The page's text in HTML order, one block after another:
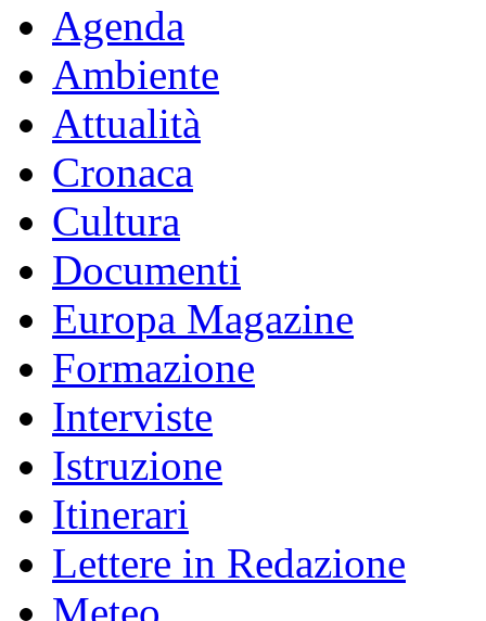
Agenda
Ambiente
Attualità
Cronaca
Cultura
Documenti
Europa Magazine
Formazione
Interviste
Istruzione
Itinerari
Lettere in Redazione
Meteo